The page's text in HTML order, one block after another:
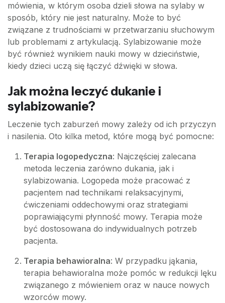
mówienia, w którym osoba dzieli słowa na sylaby w
sposób, który nie jest naturalny. Może to być
związane z trudnościami w przetwarzaniu słuchowym
lub problemami z artykulacją. Sylabizowanie może
być również wynikiem nauki mowy w dzieciństwie,
kiedy dzieci uczą się łączyć dźwięki w słowa.
Jak można leczyć dukanie i
sylabizowanie?
Leczenie tych zaburzeń mowy zależy od ich przyczyn
i nasilenia. Oto kilka metod, które mogą być pomocne:
Terapia logopedyczna: Najczęściej zalecana
metoda leczenia zarówno dukania, jak i
sylabizowania. Logopeda może pracować z
pacjentem nad technikami relaksacyjnymi,
ćwiczeniami oddechowymi oraz strategiami
poprawiającymi płynność mowy. Terapia może
być dostosowana do indywidualnych potrzeb
pacjenta.
Terapia behawioralna: W przypadku jąkania,
terapia behawioralna może pomóc w redukcji lęku
związanego z mówieniem oraz w nauce nowych
wzorców mowy.